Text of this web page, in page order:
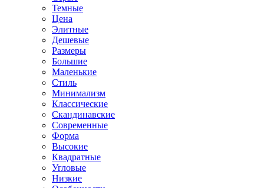
Темные
Цена
Элитные
Дешевые
Размеры
Большие
Маленькие
Стиль
Минимализм
Классические
Скандинавские
Современные
Форма
Высокие
Квадратные
Угловые
Низкие